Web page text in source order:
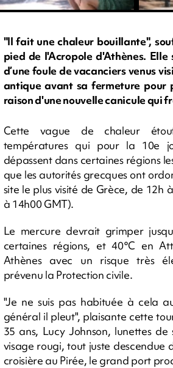
"Il fait une chaleur bouillante",
pied de l'Acropole d'Athènes.
d’une foule de vacanciers venus
antique avant sa fermeture pour
raison d'une nouvelle canicule qui
Cette vague de chaleur
températures qui pour la 10e
dépassent dans certaines régions
que les autorités grecques ont
site le plus visité de Grèce, de 12h
à 14h00 GMT).
Le mercure devrait grimper
certaines régions, et 40°C en
Athènes avec un risque très
prévenu la Protection civile.
"Je ne suis pas habituée à cela
général il pleut", plaisante cette
35 ans, Lucy Johnson, lunettes
visage rougi, tout juste descendue
croisière au Pirée, le grand port